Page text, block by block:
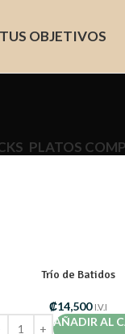
TUS OBJETIVOS
PLATOS
Trío de Batidos
₡14,500 I.V.I
AÑADIR AL